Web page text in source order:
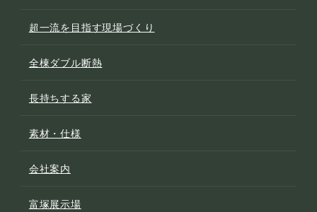
超一流を目指す現場づくり
全棟ダブル断熱
長持ちする家
素材・仕様
会社案内
富塚展示場